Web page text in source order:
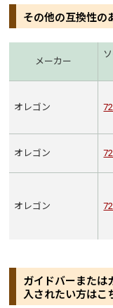
その他の互換性の
メーカー
オレゴン
オレゴン
オレゴン
ガイドバーまたは
入されたい方はこ